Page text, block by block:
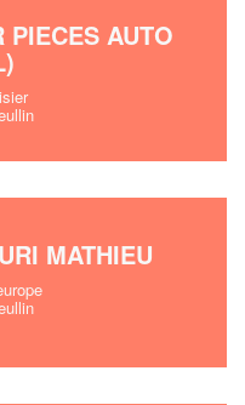
PIECES AUTO
MATHIEU